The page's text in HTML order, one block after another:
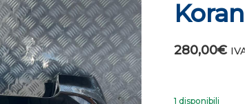
280,00€
1 disponibili